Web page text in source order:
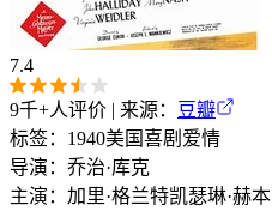
7.4
9千+人评价 | 来源：
豆瓣
标签： 1940美国喜剧 爱情
导演： 乔治·库克
主演： 加里·格兰特凯瑟琳·赫本